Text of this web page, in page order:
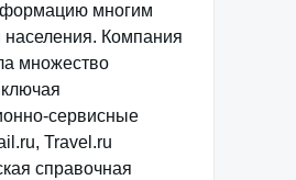
многим
населения. Компания
множество
сервисные
Travel.ru
справочная